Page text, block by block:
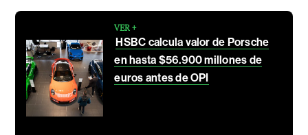
VER +
HSBC calcula valor de Porsche
en hasta $56.900 millones de
euros antes de OPI